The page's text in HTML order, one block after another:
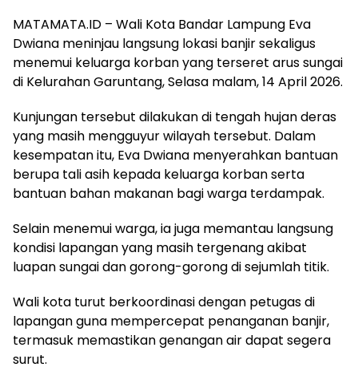
MATAMATA.ID – Wali Kota Bandar Lampung Eva
Dwiana meninjau langsung lokasi banjir sekaligus
menemui keluarga korban yang terseret arus sungai
di Kelurahan Garuntang, Selasa malam, 14 April 2026.
Kunjungan tersebut dilakukan di tengah hujan deras
yang masih mengguyur wilayah tersebut. Dalam
kesempatan itu, Eva Dwiana menyerahkan bantuan
berupa tali asih kepada keluarga korban serta
bantuan bahan makanan bagi warga terdampak.
Selain menemui warga, ia juga memantau langsung
kondisi lapangan yang masih tergenang akibat
luapan sungai dan gorong-gorong di sejumlah titik.
Wali kota turut berkoordinasi dengan petugas di
lapangan guna mempercepat penanganan banjir,
termasuk memastikan genangan air dapat segera
surut.